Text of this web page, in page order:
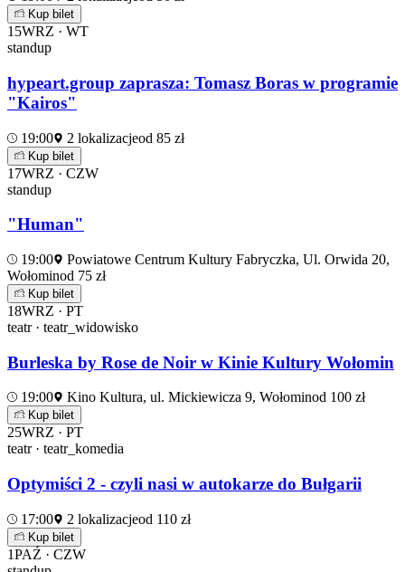
Kup bilet
15WRZ · WT
standup
hypeart.group zaprasza: Tomasz Boras w programie
"Kairos"
19:00 2 lokalizacjeod 85 zł
Kup bilet
17WRZ · CZW
standup
"Human"
19:00
Powiatowe Centrum Kultury Fabryczka, Ul. Orwida 20,
Wołominod 75 zł
Kup bilet
18WRZ · PT
teatr · teatr_widowisko
Burleska by Rose de Noir w Kinie Kultury Wołomin
19:00 Kino Kultura, ul. Mickiewicza 9, Wołominod 100 zł
Kup bilet
25WRZ · PT
teatr · teatr_komedia
Optymiści 2 - czyli nasi w autokarze do Bułgarii
17:00 2 lokalizacjeod 110 zł
Kup bilet
1PAŹ · CZW